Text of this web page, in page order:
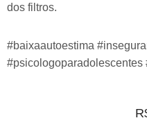
dos filtros.
#baixaautoestima
#psicologoparadolescentes